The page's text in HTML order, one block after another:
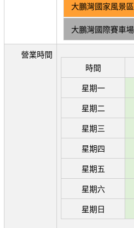
大鵬灣國家風景
大鵬灣國際賽車
營業時間
時間
星期一
星期二
星期三
星期四
星期五
星期六
星期日